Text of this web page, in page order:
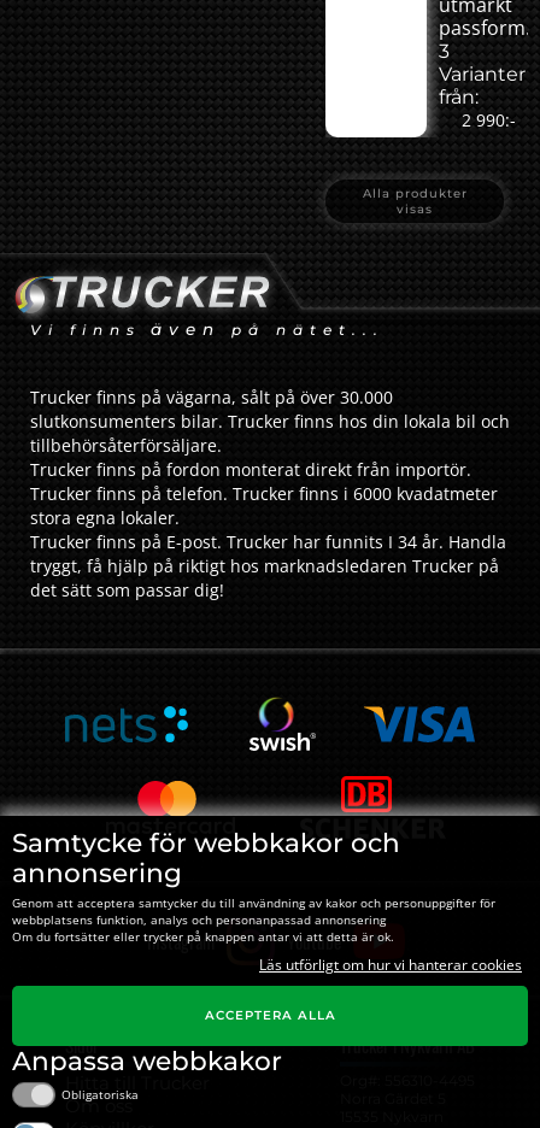
Samtycke för webbkakor och
annonsering
Genom att acceptera samtycker du till användning av kakor och personuppgifter för
webbplatsens funktion, analys och personanpassad annonsering
Om du fortsätter eller trycker på knappen antar vi att detta är ok.
Läs utförligt om hur vi hanterar cookies
ACCEPTERA ALLA
Anpassa webbkakor
Obligatoriska
passform.
3
Varianter
från:
2 990:-
Alla produkter
visas
Vi finns även på nätet...
Trucker finns på vägarna, sålt på över 30.000
slutkonsumenters bilar. Trucker finns hos din lokala bil och
tillbehörsåterförsäljare.
Trucker finns på fordon monterat direkt från importör.
Trucker finns på telefon. Trucker finns i 6000 kvadatmeter
stora egna lokaler.
Trucker finns på E-post. Trucker har funnits I 34 år. Handla
tryggt, få hjälp på riktigt hos marknadsledaren Trucker på
det sätt som passar dig!
Instagram Youtube
Sidor
Om oss
Trucker i Nykvarn AB